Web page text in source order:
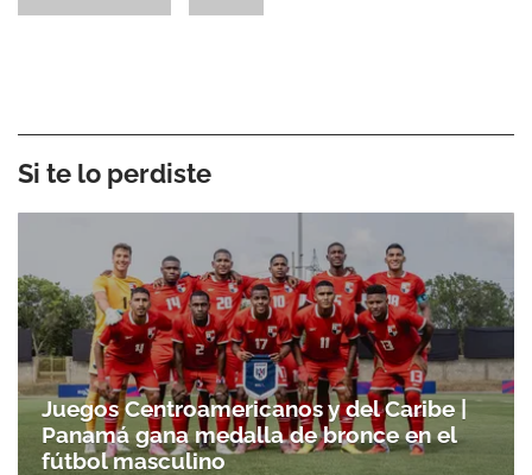
Si te lo perdiste
Juegos Centroamericanos y del Caribe |
Panamá gana medalla de bronce en el
fútbol masculino